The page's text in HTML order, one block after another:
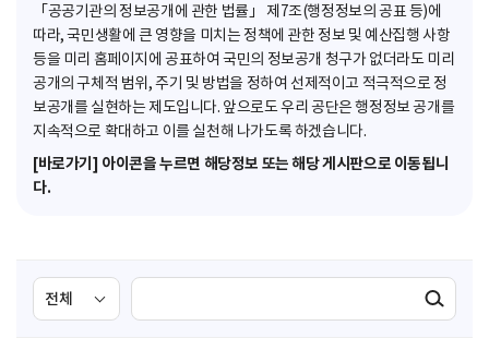
「공공기관의 정보공개에 관한 법률」 제7조(행정정보의 공표 등)에
따라, 국민생활에 큰 영향을 미치는 정책에 관한 정보 및 예산집행 사항
등을 미리 홈페이지에 공표하여 국민의 정보공개 청구가 없더라도 미리
공개의 구체적 범위, 주기 및 방법을 정하여 선제적이고 적극적으로 정
보공개를 실현하는 제도입니다. 앞으로도 우리 공단은 행정정보 공개를
지속적으로 확대하고 이를 실천해 나가도록 하겠습니다.
[바로가기] 아이콘을 누르면 해당정보 또는 해당 게시판으로 이동됩니
다.
검
색
색
검색실행